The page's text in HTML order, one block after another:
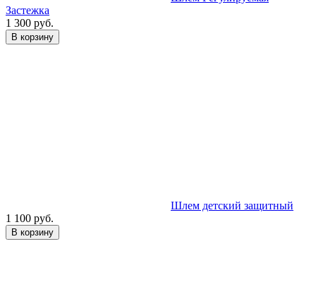
Застежка
1 300 руб.
В корзину
Шлем детский защитный
1 100 руб.
В корзину